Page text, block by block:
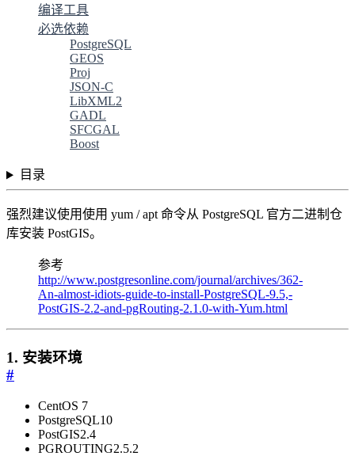
编译工具
必选依赖
PostgreSQL
GEOS
Proj
JSON-C
LibXML2
GADL
SFCGAL
Boost
目录
强烈建议使用使用 yum / apt 命令从 PostgreSQL 官方二进制仓
库安装 PostGIS。
参考
http://www.postgresonline.com/journal/archives/362-
An-almost-idiots-guide-to-install-PostgreSQL-9.5,-
PostGIS-2.2-and-pgRouting-2.1.0-with-Yum.html
1. 安装环境
#
CentOS 7
PostgreSQL10
PostGIS2.4
PGROUTING2.5.2